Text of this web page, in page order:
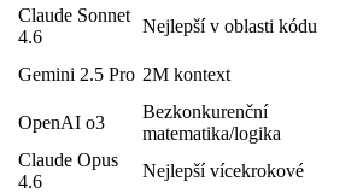
Claude Sonnet
4.6
Nejlepší v oblasti kódu
Gemini 2.5 Pro 2M kontext
OpenAI o3
Bezkonkurenční
matematika/logika
Claude Opus
4.6
Nejlepší vícekrokové